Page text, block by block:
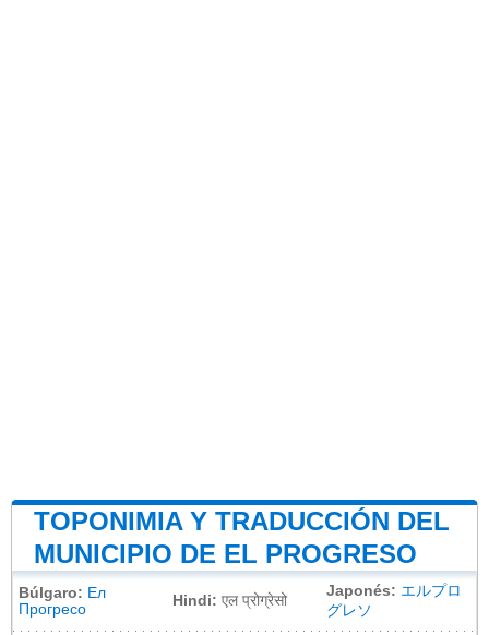
TOPONIMIA Y TRADUCCIÓN DEL
MUNICIPIO DE EL PROGRESO
Búlgaro: Ел
Прогресо
Hindi: एल प्रोग्रेसो
Japonés: エルプロ
グレソ